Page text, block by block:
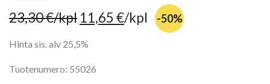
23,30€/kpl 11,65 €/kpl -50%
Hinta sis. alv 25,5%
Tuotenumero: 55026